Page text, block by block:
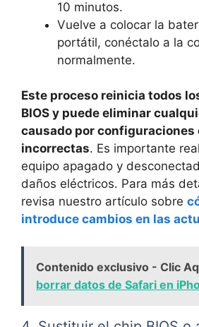
10 minutos.
Vuelve a colocar la
portátil, conéctalo a la
normalmente.
Este proceso reinicia todos
BIOS y puede eliminar
causado por configuraciones
incorrectas. Es importante
equipo apagado y
daños eléctricos. Para más
revisa nuestro artículo sobre
introduce cambios en las
Contenido exclusivo - Clic
borrar datos de Safari en